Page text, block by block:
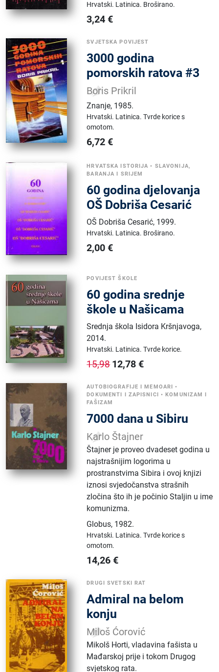
Hrvatski. Latinica. Broširano.
3,24 €
SVJETSKA POVIJEST
3000 godina
pomorskih ratova #3
Boris Prikril
Znanje, 1985.
Hrvatski. Latinica.Tvrde korice s
omotom.
6,72 €
HRVATSKA ISTORIJA • SLAVONIJA,
BARANJA I SRIJEM
60 godina djelovanja
OŠ Dobriša Cesarić
OŠ Dobriša Cesarić, 1999.
Hrvatski. Latinica. Broširano.
2,00 €
POVIJEST ŠKOLE
60 godina srednje
škole u Našicama
Srednja škola Isidora Kršnjavoga,
2014.
Hrvatski. Latinica.Tvrde korice.
15,98 12,78 €
AUTOBIOGRAFIJE I MEMOARI
•
DOKUMENTI I ZAPISNICI
• KOMUNIZAM I
FAŠIZAM
7000 dana u Sibiru
Karlo Štajner
Štajner je proveo dvadeset godina u
najstrašnijim logorima u
prostranstvima Sibira i ovoj knjizi
iznosi svjedočanstva strašnih
zločina što ih je počinio Staljin u ime
komunizma.
Globus, 1982.
Hrvatski. Latinica.Tvrde korice s
omotom.
14,26 €
DRUGI SVETSKI RAT
Admiral na belom
konju
Miloš Ćorović
Mikolš Horti, vladavina fašista u
Mađarskoj prije i tokom Drugog
svjetskog rata.